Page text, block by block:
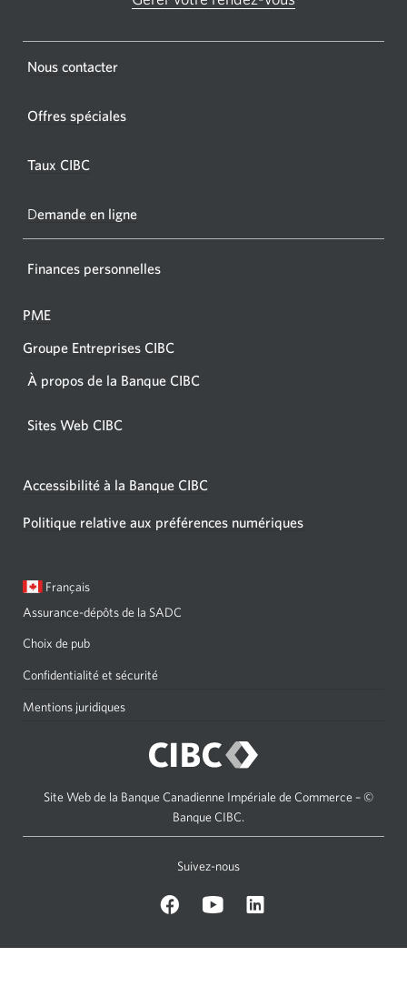
Une
fenêtre
Nous contacter
Offres spéciales
Taux CIBC
Demande en ligne
Finances personnelles
PME
Groupe Entreprises CIBC
À propos de la Banque CIBC
Sites Web CIBC
Accessibilité à la Banque CIBC
Politique relative aux préférences numériques
Langue
Français
de
Assurance-dépôts de la SADC
Choix de pub
Confidentialité et sécurité
Mentions juridiques
Site Web de la Banque Canadienne Impériale de Commerce – ©
Banque CIBC.
Suivez-nous
Facebook. Youtube.